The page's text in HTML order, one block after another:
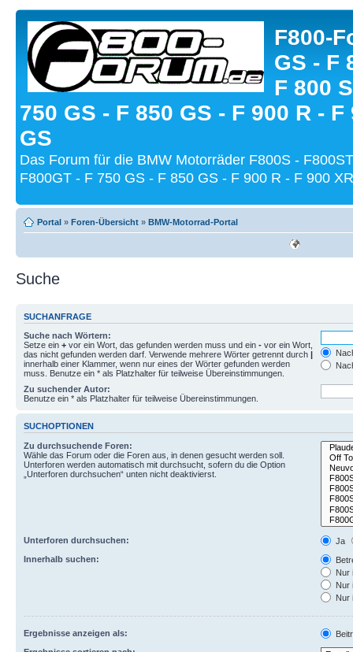
F800-
GS - F
F 800
750 GS - F 850 GS - F 900 R - F
GS
Das Forum für die BMW Motorräder F800S -
F800GT - F 750 GS - F 850 GS - F 900 R - F 900
Portal » Foren-Übersicht » BMW-Motorrad-Portal
Suche
SUCHANFRAGE
Suche nach Wörtern:
Setze ein + vor ein Wort, das gefunden werden muss und ein - vor ein Wort,
das nicht gefunden werden darf. Verwende mehrere Wörter getrennt durch |
innerhalb einer Klammer, wenn nur eines der Wörter gefunden werden
muss. Benutze ein * als Platzhalter für teilweise Übereinstimmungen.
Zu suchender Autor:
Benutze ein * als Platzhalter für teilweise Übereinstimmungen.
SUCHOPTIONEN
Zu durchsuchende Foren:
Wähle das Forum oder die Foren aus, in denen gesucht werden soll.
Unterforen werden automatisch mit durchsucht, sofern du die Option
„Unterforen durchsuchen“ unten nicht deaktivierst.
Unterforen durchsuchen:
Ja
Innerhalb suchen:
Nur
Nur
Nur
Ergebnisse anzeigen als: